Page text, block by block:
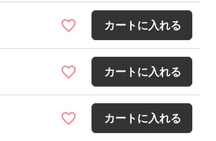
カートに入れる
カートに入れる
カートに入れる